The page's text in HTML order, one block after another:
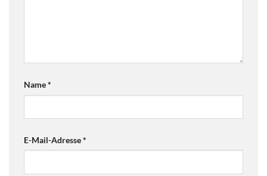
Name*
E-Mail-Adresse*